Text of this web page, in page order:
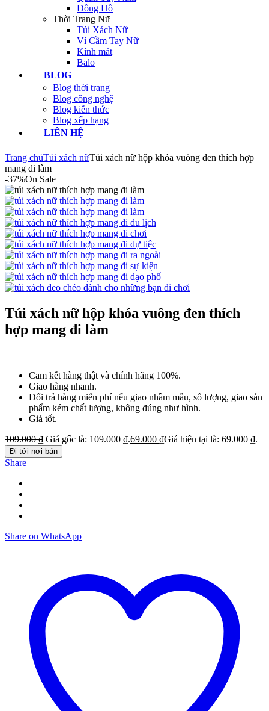
Đồng Hồ
Thời Trang Nữ
Túi Xách Nữ
Ví Cầm Tay Nữ
Kính mát
Balo
BLOG
Blog thời trang
Blog công nghệ
Blog kiến thức
Blog xếp hạng
LIÊN HỆ
Trang chủTúi xách nữTúi xách nữ hộp khóa vuông đen thích hợp
mang đi làm
-37%On Sale
Túi xách nữ hộp khóa vuông đen thích
hợp mang đi làm
Cam kết hàng thật và chính hãng 100%.
Giao hàng nhanh.
Đổi trả hàng miễn phí nếu giao nhầm mẫu, số lượng, giao sản
phẩm kém chất lượng, không đúng như hình.
Giá tốt.
109.000₫ Giá gốc là: 109.000 ₫.69.000 ₫Giá hiện tại là: 69.000 ₫.
Đi tới nơi bán
Share
Share on WhatsApp